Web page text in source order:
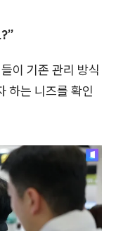
이 기존 관리 방식
하는 니즈를 확인